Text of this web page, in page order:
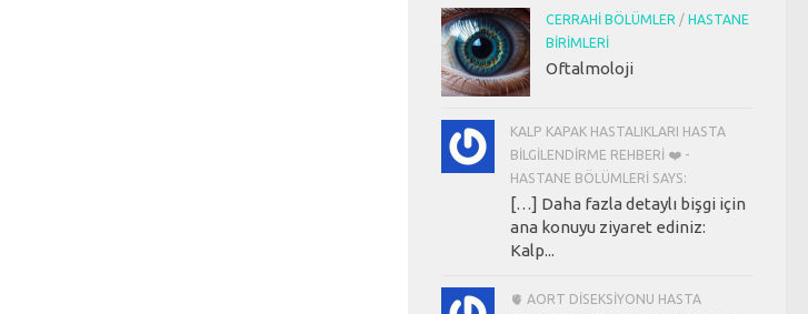
CERRAHI BÖLÜMLER / HASTANE
BIRIMLERI
Oftalmoloji
KALP KAPAK HASTALIKLARI HASTA
BILGILENDIRME REHBERI ❤️ -
HASTANE BÖLÜMLERI SAYS:
[…] Daha fazla detaylı bişgi için
ana konuyu ziyaret ediniz:
Kalp...
🫀 AORT DISEKSIYONU HASTA